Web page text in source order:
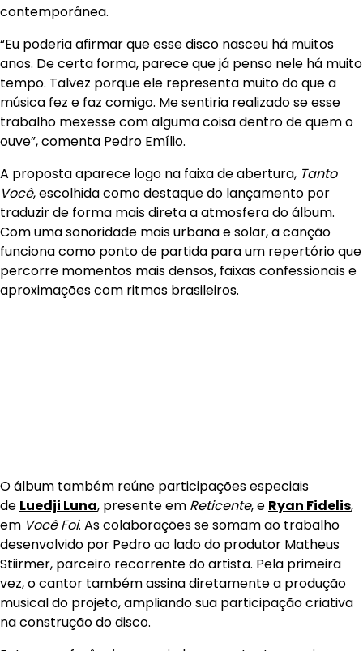
contemporânea.
“Eu poderia afirmar que esse disco nasceu há muitos
anos. De certa forma, parece que já penso nele há muito
tempo. Talvez porque ele representa muito do que a
música fez e faz comigo. Me sentiria realizado se esse
trabalho mexesse com alguma coisa dentro de quem o
ouve”, comenta Pedro Emílio.
A proposta aparece logo na faixa de abertura, Tanto
Você, escolhida como destaque do lançamento por
traduzir de forma mais direta a atmosfera do álbum.
Com uma sonoridade mais urbana e solar, a canção
funciona como ponto de partida para um repertório que
percorre momentos mais densos, faixas confessionais e
aproximações com ritmos brasileiros.
O álbum também reúne participações especiais
de Luedji Luna, presente em Reticente, e Ryan Fidelis,
em Você Foi. As colaborações se somam ao trabalho
desenvolvido por Pedro ao lado do produtor Matheus
Stiirmer, parceiro recorrente do artista. Pela primeira
vez, o cantor também assina diretamente a produção
musical do projeto, ampliando sua participação criativa
na construção do disco.